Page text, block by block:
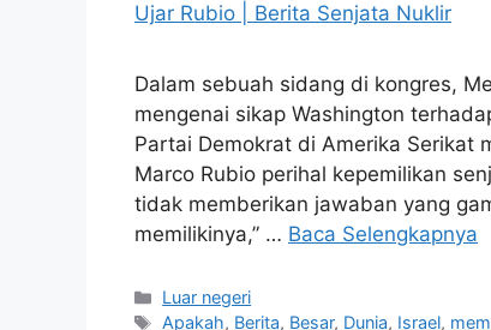
Dalam sebuah sidang di kongres,
mengenai sikap Washington
Partai Demokrat di Amerika Serikat
Marco Rubio perihal kepemilikan
tidak memberikan jawaban yang
memilikinya,” … Baca Selengkapnya
Kategori
Luar negeri
Tag
Apakah, Berita, Besar, Dunia, Israel,